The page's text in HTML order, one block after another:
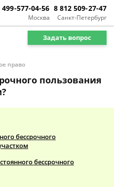
Москва
499-577-04-56
Санкт-Петербург
8 812 509-27-47
Задать вопрос
право
пользования
бессрочного
бессрочного